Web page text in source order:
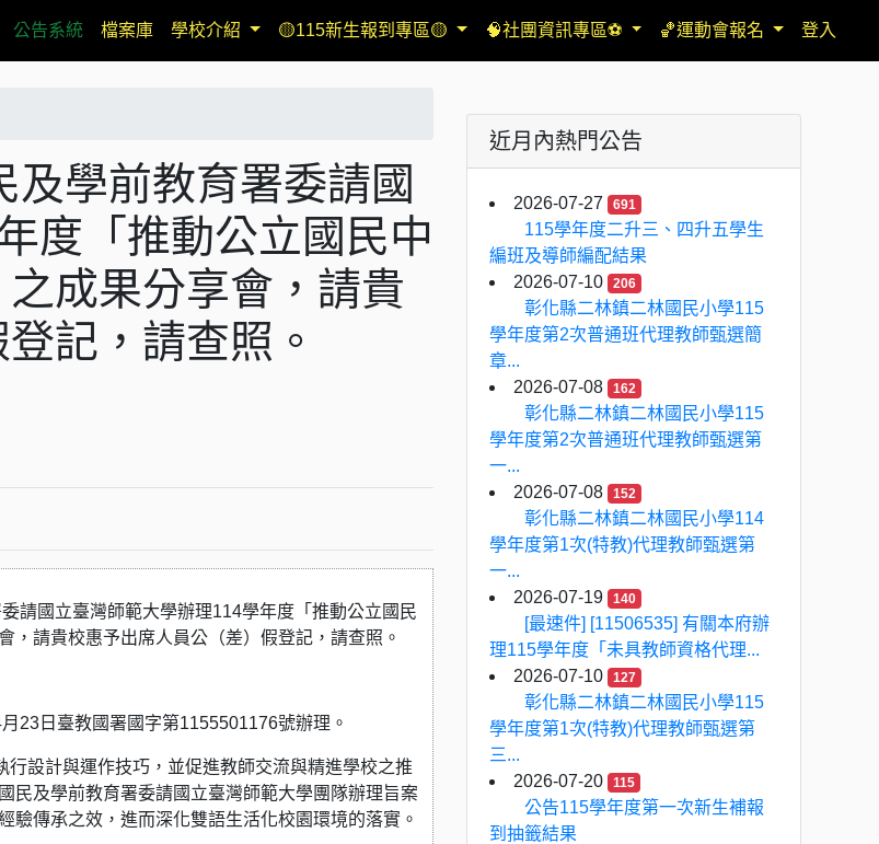
(current)
公告系統 檔案庫 學校介紹 🟡115新生報到專區🟡 🧠社團資訊專區⚽ 🏀運動會報名 登入
及學前教育署委請國
度「推動公立國民中
成果分享會，請貴
記，請查照。
請國立臺灣師範大學辦理114學年度「推動公立國民
，請貴校惠予出席人員公（差）假登記，請查照。
23日臺教國署國字第1155501176號辦理。
設計與運作技巧，並促進教師交流與精進學校之推
民及學前教育署委請國立臺灣師範大學團隊辦理旨案
驗傳承之效，進而深化雙語生活化校園環境的落實。
近月內熱門公告
2026-07-27 691
115學年度二升三、四升五學生
編班及導師編配結果
2026-07-10
206
彰化縣二林鎮二林國民小學115
學年度第2次普通班代理教師甄選簡
章...
2026-07-08
162
彰化縣二林鎮二林國民小學115
學年度第2次普通班代理教師甄選第
一...
2026-07-08
152
彰化縣二林鎮二林國民小學114
學年度第1次(特教)代理教師甄選第
一...
2026-07-19
140
[最速件] [11506535] 有關本府辦
理115學年度「未具教師資格代理...
2026-07-10
127
彰化縣二林鎮二林國民小學115
學年度第1次(特教)代理教師甄選第
三...
2026-07-20
115
公告115學年度第一次新生補報
到抽籤結果